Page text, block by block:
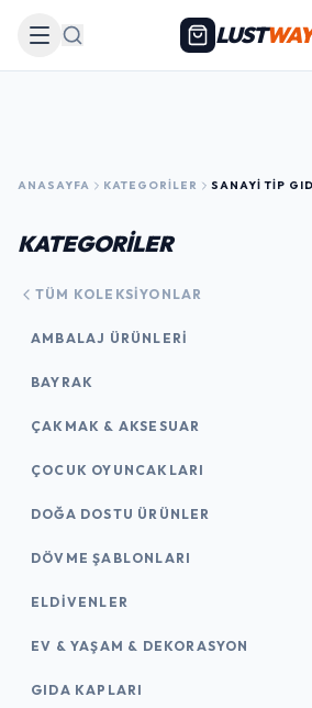
Arama LUSTWAY
ANASAYFA KATEGORILER SANAYI TIP
KATEGORİLER
TÜM KOLEKSIYONLAR
AMBALAJ ÜRÜNLERI
BAYRAK
ÇAKMAK & AKSESUAR
ÇOCUK OYUNCAKLARI
DOĞA DOSTU ÜRÜNLER
DÖVME ŞABLONLARI
ELDIVENLER
EV & YAŞAM & DEKORASYON
GIDA KAPLARI